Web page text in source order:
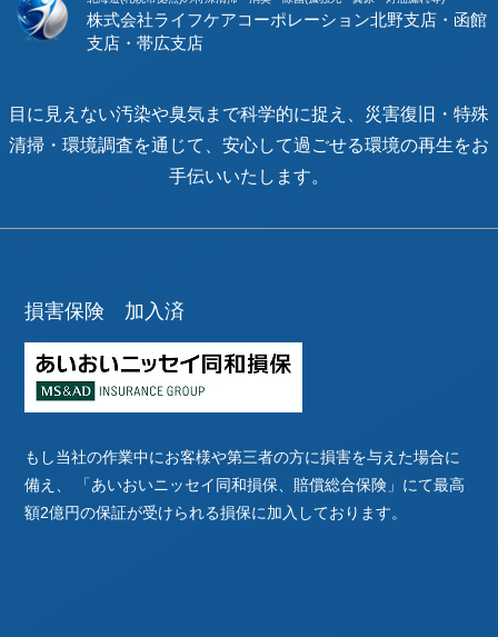
株式会社ライフケアコーポレーション
目に見えない汚染や臭気まで科学的に捉え、災害復旧・特殊
清掃・環境調査を通じて、安心して過ごせる環境の再生をお
手伝いいたします。
損害保険 加入済
もし当社の作業中にお客様や第三者の方に損害を与えた場合に
備え、
「あいおいニッセイ同和損保、賠償総合保険」にて最高
額2億円の保証が受けられる損保に加入しております。